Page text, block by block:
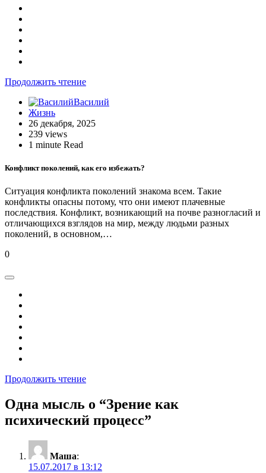
Продолжить чтение
Василий
Жизнь
26 декабря, 2025
239 views
1 minute Read
Конфликт поколений, как его избежать?
Ситуация конфликта поколений знакома всем. Такие
конфликты опасны потому, что они имеют плачевные
последствия. Конфликт, возникающий на почве разногласий и
отличающихся взглядов на мир, между людьми разных
поколений, в основном,…
0
Продолжить чтение
Одна мысль о “Зрение как
психический процесс”
Маша:
15.07.2017 в 13:12